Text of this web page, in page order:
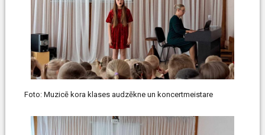
Foto: Muzicē kora klases audzēkne un koncertmeistare